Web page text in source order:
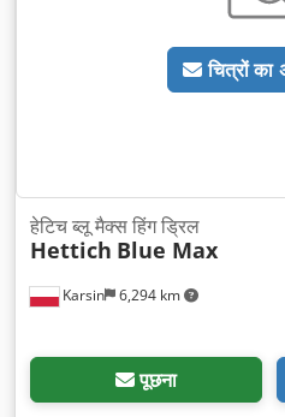
चित्रों
Karsin 6,294 km
हेटिच ब्लू मैक्स हिंग ड्रिल
Hettich Blue Max
पूछना